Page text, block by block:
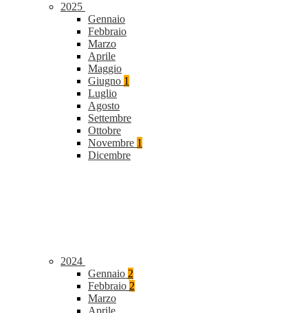
2025
Gennaio
Febbraio
Marzo
Aprile
Maggio
Giugno 1
Luglio
Agosto
Settembre
Ottobre
Novembre 1
Dicembre
2024
Gennaio 2
Febbraio 2
Marzo